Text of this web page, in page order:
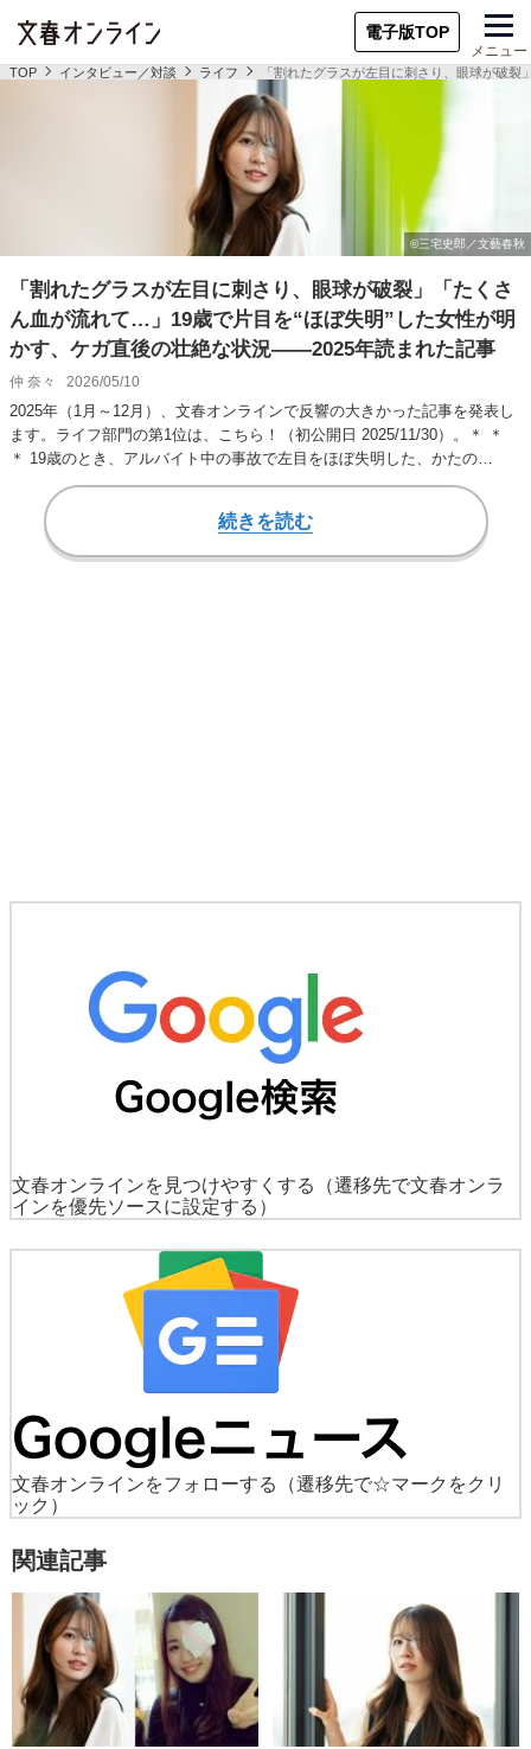
電子版TOP
メニュー
TOP インタビュー／対談 ライフ 「割れたグラスが左目に刺さり、眼球が破
「割れたグラスが左目に刺さり、眼球が破裂」「たくさ
ん血が流れて…」19歳で片目を“ほぼ失明”した女性が明
かす、ケガ直後の壮絶な状況――2025年読まれた記事
仲 奈々 2026/05/10
2025年（1月～12月）、文春オンラインで反響の大きかった記事を発表し
ます。ライフ部門の第1位は、こちら！（初公開日 2025/11/30）。＊ ＊
＊ 19歳のとき、アルバイト中の事故で左目をほぼ失明した、かたの…
続きを読む
文春オンラインを見つけやすくする
（遷移先で文春オンラ
インを優先ソースに設定する）
文春オンラインをフォローする
（遷移先で☆マークをクリ
ック）
関連記事